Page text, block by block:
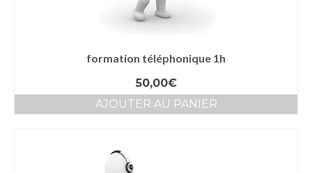
formation téléphonique 1h
50,00€
AJOUTER AU PANIER